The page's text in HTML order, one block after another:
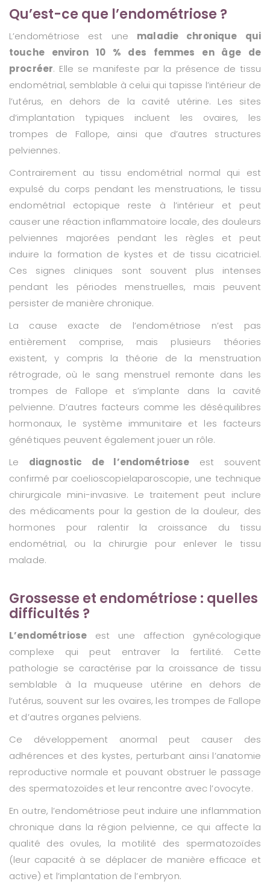
Qu’est-ce que l’endométriose ?
L’endométriose est une maladie chronique qui
touche environ 10 % des femmes en âge de
procréer. Elle se manifeste par la présence de tissu
endométrial, semblable à celui qui tapisse l’intérieur de
l’utérus, en dehors de la cavité utérine. Les sites
d’implantation typiques incluent les ovaires, les
trompes de Fallope, ainsi que d’autres structures
pelviennes.
Contrairement au tissu endométrial normal qui est
expulsé du corps pendant les menstruations, le tissu
endométrial ectopique reste à l’intérieur et peut
causer une réaction inflammatoire locale, des douleurs
pelviennes majorées pendant les règles et peut
induire la formation de kystes et de tissu cicatriciel.
Ces signes cliniques sont souvent plus intenses
pendant les périodes menstruelles, mais peuvent
persister de manière chronique.
La cause exacte de l’endométriose n’est pas
entièrement comprise, mais plusieurs théories
existent, y compris la théorie de la menstruation
rétrograde, où le sang menstruel remonte dans les
trompes de Fallope et s’implante dans la cavité
pelvienne. D’autres facteurs comme les déséquilibres
hormonaux, le système immunitaire et les facteurs
génétiques peuvent également jouer un rôle.
Le diagnostic de l’endométriose est souvent
confirmé par coelioscopielaparoscopie, une technique
chirurgicale mini-invasive. Le traitement peut inclure
des médicaments pour la gestion de la douleur, des
hormones pour ralentir la croissance du tissu
endométrial, ou la chirurgie pour enlever le tissu
malade.
Grossesse et endométriose : quelles
difficultés ?
L’endométriose est une affection gynécologique
complexe qui peut entraver la fertilité. Cette
pathologie se caractérise par la croissance de tissu
semblable à la muqueuse utérine en dehors de
l’utérus, souvent sur les ovaires, les trompes de Fallope
et d’autres organes pelviens.
Ce développement anormal peut causer des
adhérences et des kystes, perturbant ainsi l’anatomie
reproductive normale et pouvant obstruer le passage
des spermatozoïdes et leur rencontre avec l’ovocyte.
En outre, l’endométriose peut induire une inflammation
chronique dans la région pelvienne, ce qui affecte la
qualité des ovules, la motilité des spermatozoïdes
(leur capacité à se déplacer de manière efficace et
active) et l’implantation de l’embryon.